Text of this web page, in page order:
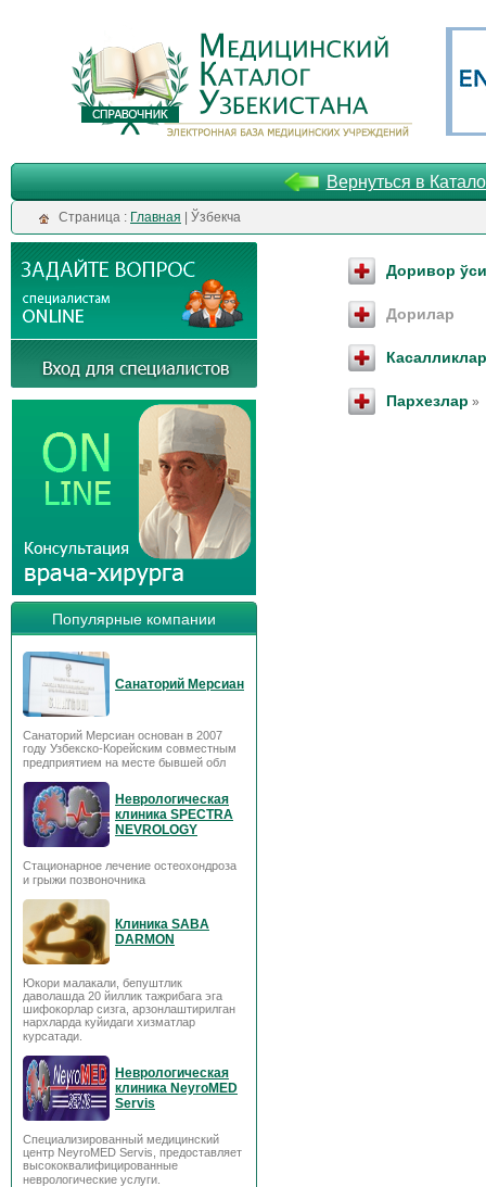
Вернуться в
Cтраница : Главная | Ўзбекча
Популярные компании
Санаторий Мерсиан
Санаторий Мерсиан основан в 2007
году Узбекско-Корейским совместным
предприятием на месте бывшей обл
Неврологическая
клиника SPECTRA
NEVROLOGY
Стационарное лечение остеохондроза
и грыжи позвоночника
Клиника SABA
DARMON
Юкори малакали, бепуштлик
даволашда 20 йиллик тажрибага эга
шифокорлар сизга, арзонлаштирилган
нархларда куйидаги хизматлар
курсатади.
Неврологическая
клиника NeyroMED
Servis
Специализированный медицинский
центр NeyroMED Servis, предоставляет
высококвалифицированные
неврологические услуги.
Доривор
Дорилар
Касалликлар
Пархезлар »